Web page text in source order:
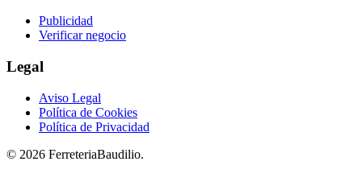
Publicidad
Verificar negocio
Legal
Aviso Legal
Política de Cookies
Política de Privacidad
© 2026 FerreteriaBaudilio.